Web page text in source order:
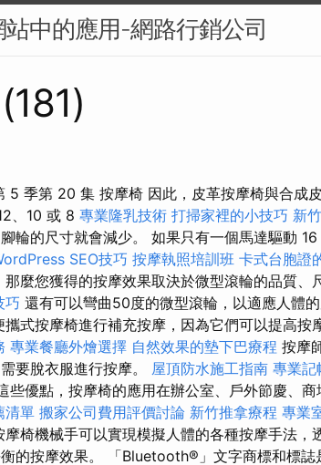
站中的應用-網路行銷公司
5 季第 20 集 按摩椅 因此，皮革按摩椅與合成
、10 或 8 專業隆乳技術 打掃家裡的小技巧 新
輪的尺寸就會減少。 如果只有一個馬達驅動 16
SEO技巧 按摩執照培訓班 卡式台胞證
那麼您獲得的按摩效果取決於微型滾輪的品質、
巧 還有可以彎曲50度的微型滾輪，以適應人體
式按摩椅進行補充按摩，因為它們可以提高按
專業餐廳外燴選擇 自然效果的墊下巴療程 按摩
要脫衣服進行按摩。
屋頂防水施工指南 專業記
些優點，按摩椅的應用在辦公室、戶外節慶、
清單 搬家公司費用評價討論 新竹推拿療程 專業
椅機械手可以實現模擬人體的各種按摩手法，
的按摩效果。 「Bluetooth®」文字商標和標